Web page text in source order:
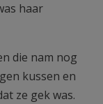
haar
die nam nog
kussen en
ze gek was.